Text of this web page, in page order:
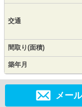
交通
間取り(面積)
築年月
メー